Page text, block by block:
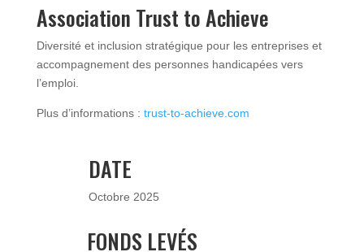
Association Trust to Achieve
Diversité et inclusion stratégique pour les entreprises et
accompagnement des personnes handicapées vers
l’emploi.
Plus d’informations : trust-to-achieve.com
DATE
Octobre 2025
FONDS LEVÉS